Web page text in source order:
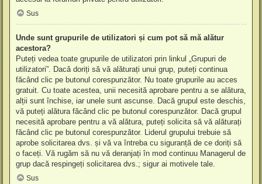
Sus
Unde sunt grupurile de utilizatori și cum pot să mă alătur
acestora?
Puteți vedea toate grupurile de utilizatori prin linkul „Grupuri de
utilizatori”. Dacă doriți să vă alăturați unui grup, puteți continua
făcând clic pe butonul corespunzător. Nu toate grupurile au acces
gratuit. Cu toate acestea, unii necesită aprobare pentru a se alătura,
alții sunt închise, iar unele sunt ascunse. Dacă grupul este deschis,
vă puteți alătura făcând clic pe butonul corespunzător. Dacă grupul
necesită aprobare pentru a vă alătura, puteți solicita să vă alăturați
făcând clic pe butonul corespunzător. Liderul grupului trebuie să
aprobe solicitarea dvs. și vă va întreba cu siguranță de ce doriți să
o faceți. Vă rugăm să nu vă deranjați în mod continuu Managerul de
grup dacă respingeți solicitarea dvs.; sigur ai motivele tale.
Sus